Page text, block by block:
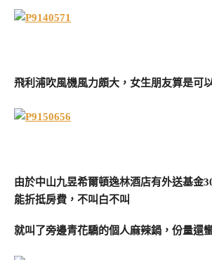
飛利浦吹風機風力頗大，女生朋友算是可
由於中山九昱希爾頓逸林酒店有外送基金
能折抵房費，不叫白不叫
就叫了旁邊青花驕的個人麻辣鍋，份量還